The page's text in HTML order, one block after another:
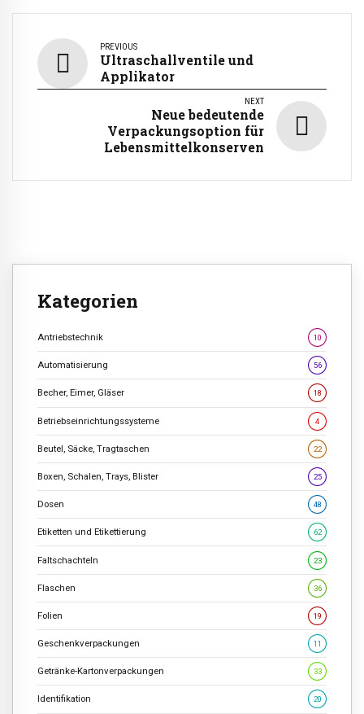
PREVIOUS
Ultraschallventile und
Applikator
NEXT
Neue bedeutende
Verpackungsoption für
Lebensmittelkonserven
Kategorien
Antriebstechnik 10
Automatisierung 56
Becher, Eimer, Gläser 18
Betriebseinrichtungssysteme 4
Beutel, Säcke, Tragtaschen 22
Boxen, Schalen, Trays, Blister 25
Dosen 48
Etiketten und Etikettierung 62
Faltschachteln 23
Flaschen 36
Folien 19
Geschenkverpackungen 11
Getränke-Kartonverpackungen 33
Identifikation 20